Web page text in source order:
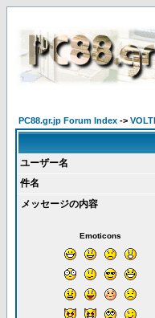
PC88.gr.jp Forum Index ->
ユーザー名
件名
メッセージの内容
Emoticons